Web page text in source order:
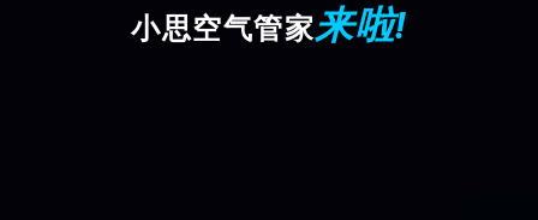
小思空气管家来啦!